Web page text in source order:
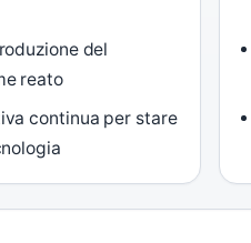
del
reato
continua per stare